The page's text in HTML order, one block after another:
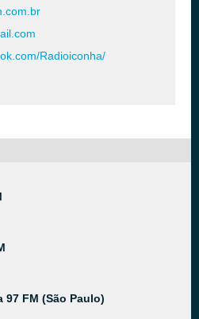
Radioiconha/
97 FM (São Paulo)